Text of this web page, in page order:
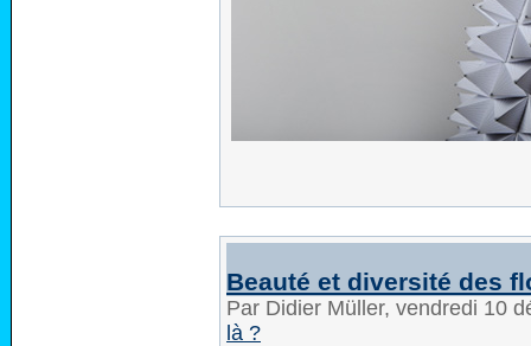
Beauté et diversité des
Par Didier Müller, vendredi 10
là ?